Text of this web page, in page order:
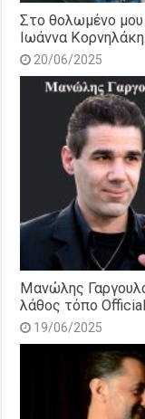
Στο θολωμένο
Ιωάννα Κορνηλάκη.
20/06/2025
Μανώλης
λάθος τόπο
19/06/2025